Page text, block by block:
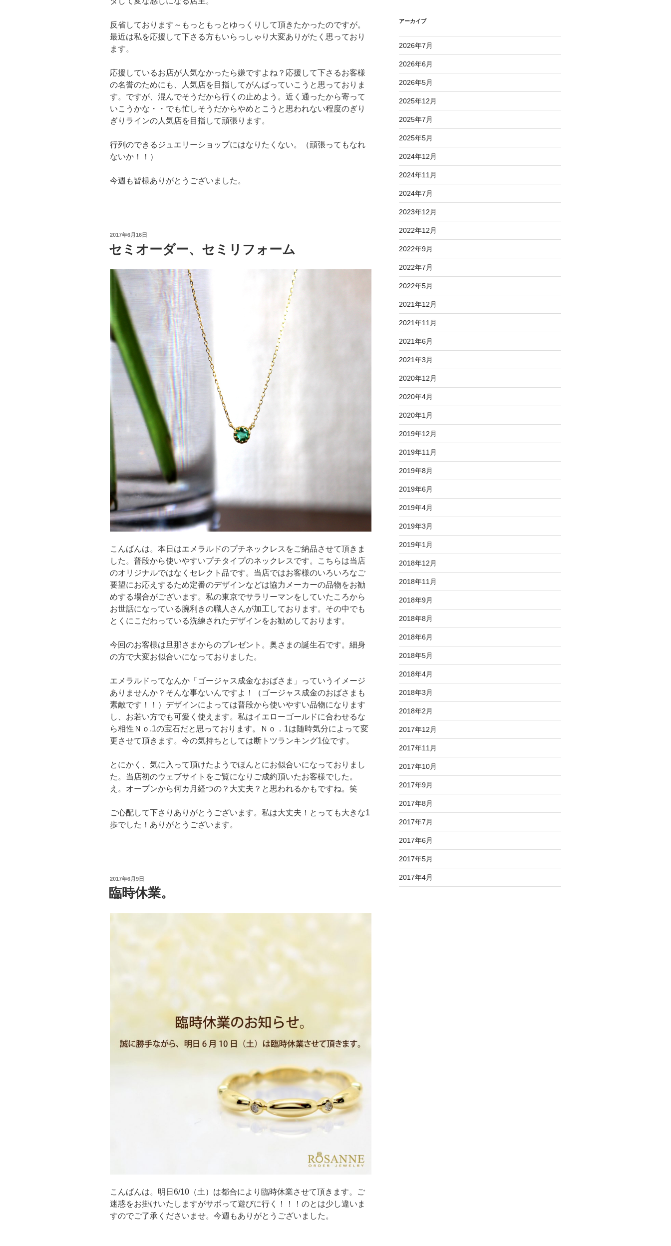
反省しております～もっともっとゆっくりして頂きたかったのですが。
最近は私を応援して下さる方もいらっしゃり大変ありがたく思っており
ます。
応援しているお店が人気なかったら嫌ですよね？応援して下さるお客様
の名誉のためにも、人気店を目指してがんばっていこうと思っておりま
す。ですが、混んでそうだから行くの止めよう。近く通ったから寄って
いこうかな・・でも忙しそうだからやめとこうと思われない程度のぎり
ぎりラインの人気店を目指して頑張ります。
行列のできるジュエリーショップにはなりたくない。（頑張ってもなれ
ないか！！）
今週も皆様ありがとうございました。
投
日:
2017年6月16日
セミオーダー、セミリフォーム
こんばんは。本日はエメラルドのプチネックレスをご納品させて頂きま
した。普段から使いやすいプチタイプのネックレスです。こちらは当店
のオリジナルではなくセレクト品です。当店ではお客様のいろいろなご
要望にお応えするため定番のデザインなどは協力メーカーの品物をお勧
めする場合がございます。私の東京でサラリーマンをしていたころから
お世話になっている腕利きの職人さんが加工しております。その中でも
とくにこだわっている洗練されたデザインをお勧めしております。
今回のお客様は旦那さまからのプレゼント。奥さまの誕生石です。細身
の方で大変お似合いになっておりました。
エメラルドってなんか「ゴージャス成金なおばさま」っていうイメージ
ありませんか？そんな事ないんですよ！（ゴージャス成金のおばさまも
素敵です！！）デザインによっては普段から使いやすい品物になります
し、お若い方でも可愛く使えます。私はイエローゴールドに合わせるな
ら相性Ｎｏ.1の宝石だと思っております。Ｎｏ．1は随時気分によって変
更させて頂きます。今の気持ちとしては断トツランキング1位です。
とにかく、気に入って頂けたようでほんとにお似合いになっておりまし
た。当店初のウェブサイトをご覧になりご成約頂いたお客様でした。
え。オープンから何カ月経つの？大丈夫？と思われるかもですね。笑
ご心配して下さりありがとうございます。私は大丈夫！とっても大きな1
歩でした！ありがとうございます。
投
稿
日:
2017年6月9日
臨時休業。
こんばんは。明日6/10（土）は都合により臨時休業させて頂きます。ご
迷惑をお掛けいたしますがサボって遊びに行く！！！のとは少し違いま
すのでご了承くださいませ。今週もありがとうございました。
アーカイブ
2026年7月
2026年6月
2026年5月
2025年12月
2025年7月
2025年5月
2024年12月
2024年11月
2024年7月
2023年12月
2022年12月
2022年9月
2022年7月
2022年5月
2021年12月
2021年11月
2021年6月
2021年3月
2020年12月
2020年4月
2020年1月
2019年12月
2019年11月
2019年8月
2019年6月
2019年4月
2019年3月
2019年1月
2018年12月
2018年11月
2018年9月
2018年8月
2018年6月
2018年5月
2018年4月
2018年3月
2018年2月
2017年12月
2017年11月
2017年10月
2017年9月
2017年8月
2017年7月
2017年6月
2017年5月
2017年4月